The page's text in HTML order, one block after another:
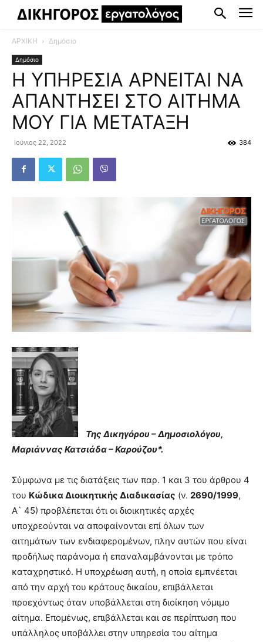
ΑΡΧΙΚΗ Δημόσιο
Δημόσιο
Η ΥΠΗΡΕΣΙΑ ΑΡΝΕΙΤΑΙ ΝΑ
ΑΠΑΝΤΗΣΕΙ ΣΤΟ ΑΙΤΗΜΑ
ΜΟΥ ΓΙΑ ΜΕΤΑΤΑΞΗ
Ιούνιος 22, 2022 384
Της Δικηγόρου – Δημοσιολόγου,
Μαριάννας Κατσιάδα – Καρούζου*.
Σύμφωνα με τις διατάξεις των παρ. 1 και 3 του άρθρου 4
του Κώδικα Διοικητικής Διαδικασίας (ν. 2690/1999,
Α` 45) προβλέπεται ότι οι διοικητικές αρχές
υποχρεούνται να αποφαίνονται επί όλων των
αιτημάτων των ενδιαφερομένων, πλην αυτών που είναι
προδήλως παράνομα ή επαναλαμβάνονται με τρόπο
καταχρηστικό. Η υποχρέωση αυτή, η οποία εμπνέεται
από την αρχή του κράτους δικαίου, επιβάλλεται
προεχόντως όταν υποβάλλεται στη διοίκηση νόμιμο
αίτημα. Επομένως, επιβάλλεται και σε περίπτωση που
υπάλληλος υποβάλλει στην υπηρεσία του αίτημα